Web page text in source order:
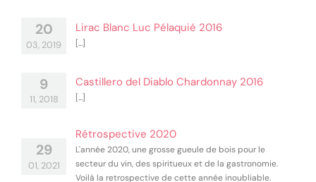
20
03, 2019
Lirac Blanc Luc Pélaquié 2016
[...]
9
11, 2018
Castillero del Diablo Chardonnay 2016
[...]
29
01, 2021
Rétrospective 2020
L'année 2020, une grosse gueule de bois pour le
secteur du vin, des spiritueux et de la gastronomie.
Voilà la retrospective de cette année inoubliable.